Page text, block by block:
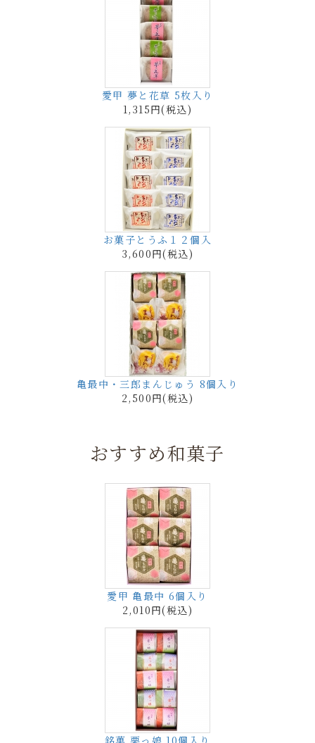
愛甲 夢と花草 5枚入り
1,315円(税込)
お菓子とうふ１２個入
3,600円(税込)
亀最中・三郎まんじゅう 8個入り
2,500円(税込)
おすすめ和菓子
愛甲 亀最中 6個入り
2,010円(税込)
銘菓 栗っ娘 10個入り